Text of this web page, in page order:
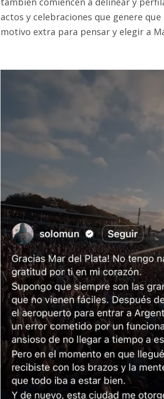
actos y celebraciones que genere
motivo extra para pensar y elegir a